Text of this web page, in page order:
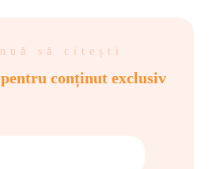
să citești
conținut exclusiv